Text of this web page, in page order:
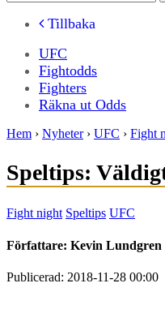
Tillbaka
UFC
Fightodds
Fighters
Räkna ut Odds
Hem › Nyheter› UFC › Fight
Speltips:
Fight night Speltips UFC
Författare: Kevin Lundgren
Publicerad: 2018-11-28 00:00